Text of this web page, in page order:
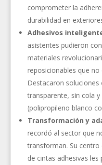
comprometer la
durabilidad en
Adhesivos
asistentes pudieron
materiales
reposicionables que no
Destacaron soluciones
transparente, sin cola
(polipropileno blanco
Transformación y
recordó al sector que
transforman. Su
de cintas adhesivas